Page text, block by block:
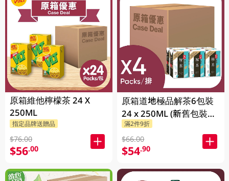
原箱維他檸檬茶 24 X
250ML
指定品牌送贈品
$76.00
$56.00
原箱道地極品解茶6包裝
24 x 250ML (新舊包裝隨
機發貨)
滿2件9折
$66.00
$54.90